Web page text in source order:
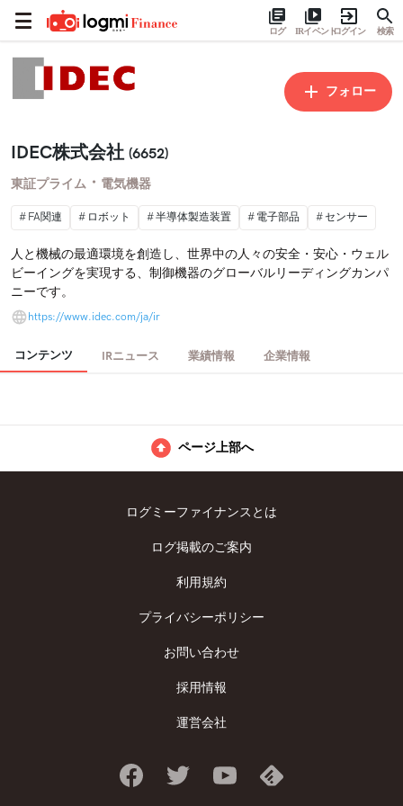
ログ IRイベントログイン 検索
フォロー
IDEC株式会社 (6652)
東証プライム ・ 電気機器
FA関連 ロボット 半導体製造装置 電子部品 センサー
人と機械の最適環境を創造し、世界中の人々の安全・安心・ウェル
ビーイングを実現する、制御機器のグローバルリーディングカンパ
ニーです。
https://www.idec.com/ja/ir
コンテンツ IRニュース 業績情報 企業情報
ページ上部へ
ログミーファイナンスとは
ログ掲載のご案内
利用規約
プライバシーポリシー
お問い合わせ
採用情報
運営会社